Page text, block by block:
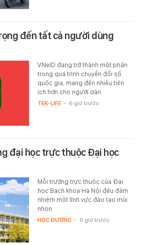
đến tất cả người dùng
VNeID đang trở thành một phần
trong quá trình chuyển đổi số
quốc gia, mang đến nhiều tiện
ích hơn cho người dân.
TEK-LIFE - 6 giờ trước
đại học trực thuộc Đại học
Mỗi trường trực thuộc của Đại
học Bách khoa Hà Nội đều đảm
nhiệm một lĩnh vực đào tạo mũi
nhọn
HỌC ĐƯỜNG - 6 giờ trước